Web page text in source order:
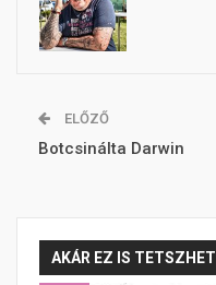
ELŐZŐ
Botcsinálta Darwin
AKÁR EZ IS TETSZHET